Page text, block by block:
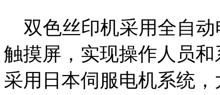
双色丝印机采用全自动
触摸屏，实现操作人员
采用日本伺服电机系统